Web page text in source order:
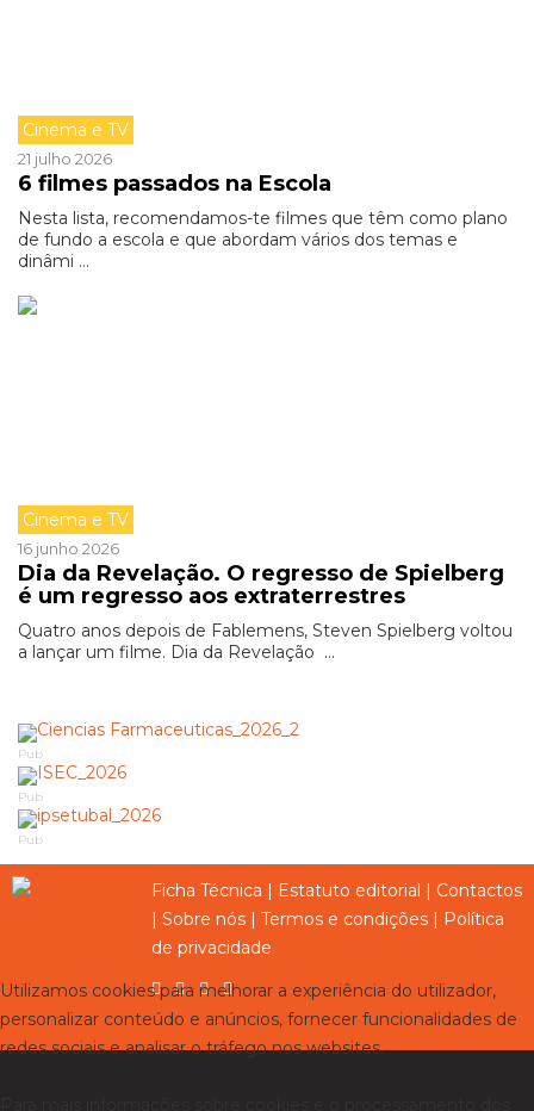
Cinema e TV
21 julho 2026
6 filmes passados na Escola
Nesta lista, recomendamos-te filmes que têm como plano
de fundo a escola e que abordam vários dos temas e
dinâmi ...
Cinema e TV
16 junho 2026
Dia da Revelação. O regresso de Spielberg
é um regresso aos extraterrestres
Quatro anos depois de Fablemens, Steven Spielberg voltou
a lançar um filme. Dia da Revelação ...
Pub
Pub
Pub
Ficha Técnica | Estatuto editorial | Contactos
| Sobre nós | Termos e condições | Política
de privacidade
Utilizamos cookies para melhorar a experiência do utilizador,
personalizar conteúdo e anúncios, fornecer funcionalidades de
redes sociais e analisar o tráfego nos websites.